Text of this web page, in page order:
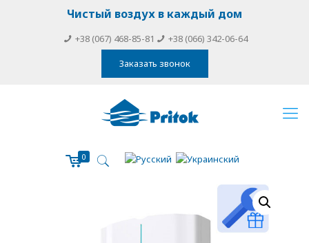
Чистый воздух в каждый дом
+38 (067) 468-85-81
+38 (066) 342-06-64
Заказать звонок
0